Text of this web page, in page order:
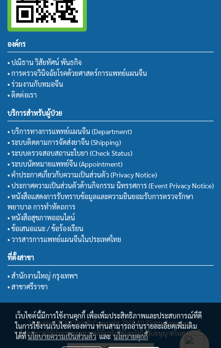
องค์กร
• ปณิธาน วิสัยทัศน์ พันธกิจ
• การตรวจวินิจฉัยโรคด้วยศาสตร์การแพทย์แผนจีน
• ร่วมงานกับหมอจีน
• ติดต่อเรา
บริการสำหรับผู้ป่วย
• บริการทางการแพทย์แผนจีน (Department)
• ระบบติดตามการจัดส่งยาจีน (Shipping)
• ระบบตรวจสอบสถานะใบยา (Check Status)
• ระบบนัดหมายแพทย์จีน (Appointment)
• คำประกาศเกี่ยวกับความเป็นส่วนตัว (Privacy Notice)
• ประกาศความเป็นส่วนตัวด้านกิจกรรม นิทรรศการ (Event Privacy Notice)
• หนังสือแสดงการรับทราบข้อมูลและความยินยอมรับการตรวจรักษา
พยาบาล การทำหัตถการ
• หนังสือสุขภาพออนไลน์
• ข้อเสนอแนะ / ข้อร้องเรียน
• วารสารการแพทย์แผนจีนในประเทศไทย
ที่ตั้งสาขา
• สำนักงานใหญ่ กรุงเทพฯ
• สาขาศรีราชา
Huachiew TCM Clinic© Copyright 2018 All Rights Reserved.
ไม่อนุญาตให้นำภาพของทางคลินิกฯไปใช้โดยไม่ได้รับอนุญาตในทุกกรณี
เว็บไซต์นี้มีการใช้งานคุกกี้ เพื่อเพิ่มประสิทธิภาพและประสบการณ์ที่ดี
ในการใช้งานเว็บไซต์ของท่าน ท่านสามารถอ่านรายละเอียดเพิ่มเติม
ได้ที่นโยบายความเป็นส่วนตัวและนโยบายคุกกี้